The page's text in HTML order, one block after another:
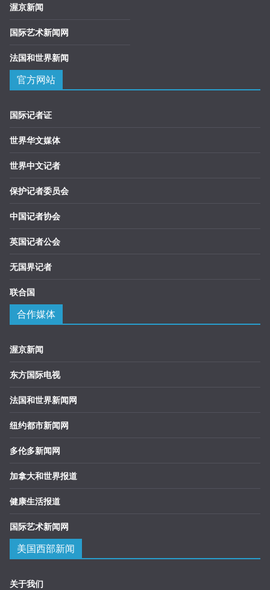
渥京新闻
国际艺术新闻网
法国和世界新闻
官方网站
国际记者证
世界华文媒体
世界中文记者
保护记者委员会
中国记者协会
英国记者公会
无国界记者
联合国
合作媒体
渥京新闻
东方国际电视
法国和世界新闻网
纽约都市新闻网
多伦多新闻网
加拿大和世界报道
健康生活报道
国际艺术新闻网
美国西部新闻
关于我们